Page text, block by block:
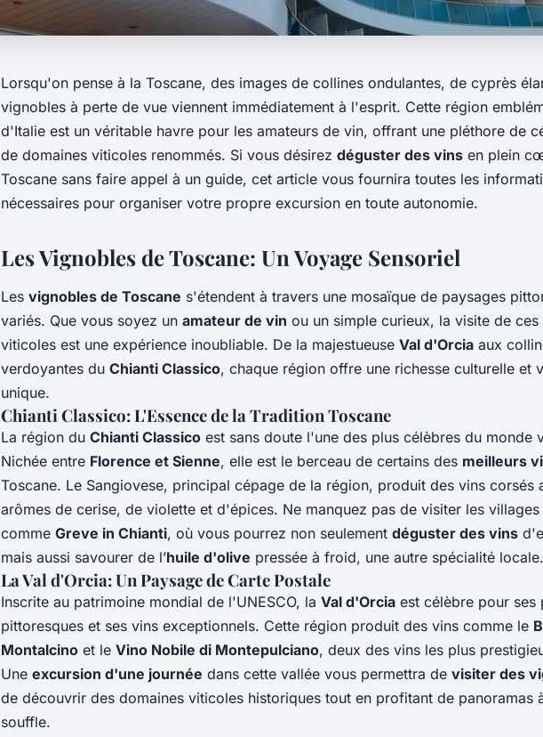
Lorsqu'on pense à la Toscane, des images de collines ondulantes, de cyprès
vignobles à perte de vue viennent immédiatement à l'esprit. Cette région
d'Italie est un véritable havre pour les amateurs de vin, offrant une pléthore de
de domaines viticoles renommés. Si vous désirez déguster des vins en plein
Toscane sans faire appel à un guide, cet article vous fournira toutes les
nécessaires pour organiser votre propre excursion en toute autonomie.
Les Vignobles de Toscane: Un Voyage Sensoriel
Les vignobles de Toscane s'étendent à travers une mosaïque de paysages
variés. Que vous soyez un amateur de vin ou un simple curieux, la visite de ces
viticoles est une expérience inoubliable. De la majestueuse Val d'Orcia aux
verdoyantes du Chianti Classico, chaque région offre une richesse culturelle et
unique.
Chianti Classico: L'Essence de la Tradition Toscane
La région du Chianti Classico est sans doute l'une des plus célèbres du monde
Nichée entre Florence et Sienne, elle est le berceau de certains des meilleurs
Toscane. Le Sangiovese, principal cépage de la région, produit des vins corsés
arômes de cerise, de violette et d'épices. Ne manquez pas de visiter les
comme Greve in Chianti, où vous pourrez non seulement déguster des vins
mais aussi savourer de l’huile d'olive pressée à froid, une autre spécialité locale.
La Val d'Orcia: Un Paysage de Carte Postale
Inscrite au patrimoine mondial de l'UNESCO, la Val d'Orcia est célèbre pour ses
pittoresques et ses vins exceptionnels. Cette région produit des vins comme le
Montalcino et le Vino Nobile di Montepulciano, deux des vins les plus
Une excursion d'une journée dans cette vallée vous permettra de visiter des
de découvrir des domaines viticoles historiques tout en profitant de panoramas
souffle.